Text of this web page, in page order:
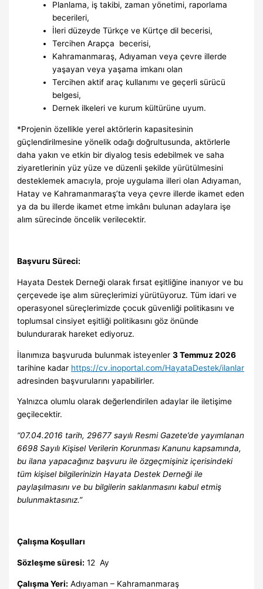
Planlama, iş takibi, zaman yönetimi, raporlama
becerileri,
İleri düzeyde Türkçe ve Kürtçe dil becerisi,
Tercihen Arapça becerisi,
Kahramanmaraş, Adıyaman veya çevre illerde
yaşayan veya yaşama imkanı olan
Tercihen aktif araç kullanımı ve geçerli sürücü
belgesi,
Dernek ilkeleri ve kurum kültürüne uyum.
*Projenin özellikle yerel aktörlerin kapasitesinin
güçlendirilmesine yönelik odağı doğrultusunda, aktörlerle
daha yakın ve etkin bir diyalog tesis edebilmek ve saha
ziyaretlerinin yüz yüze ve düzenli şekilde yürütülmesini
desteklemek amacıyla, proje uygulama illeri olan Adıyaman,
Hatay ve Kahramanmaraş’ta veya çevre illerde ikamet eden
ya da bu illerde ikamet etme imkânı bulunan adaylara işe
alım sürecinde öncelik verilecektir.
Başvuru Süreci:
Hayata Destek Derneği olarak fırsat eşitliğine inanıyor ve bu
çerçevede işe alım süreçlerimizi yürütüyoruz. Tüm idari ve
operasyonel süreçlerimizde çocuk güvenliği politikasını ve
toplumsal cinsiyet eşitliği politikasını göz önünde
bulundurarak hareket ediyoruz.
İlanımıza başvuruda bulunmak isteyenler3 Temmuz 2026
tarihine kadar https://cv.inoportal.com/HayataDestek/ilanlar
adresinden başvurularını yapabilirler.
Yalnızca olumlu olarak değerlendirilen adaylar ile iletişime
geçilecektir.
“07.04.2016 tarih, 29677 sayılı Resmi Gazete’de yayımlanan
6698 Sayılı Kişisel Verilerin Korunması Kanunu kapsamında,
bu ilana yapacağınız başvuru ile özgeçmişiniz içerisindeki
tüm kişisel bilgilerinizin Hayata Destek Derneği ile
paylaşılmasını ve bu bilgilerin saklanmasını kabul etmiş
bulunmaktasınız.”
Çalışma Koşulları
Sözleşme süresi: 12 Ay
Çalışma Yeri: Adıyaman – Kahramanmaraş